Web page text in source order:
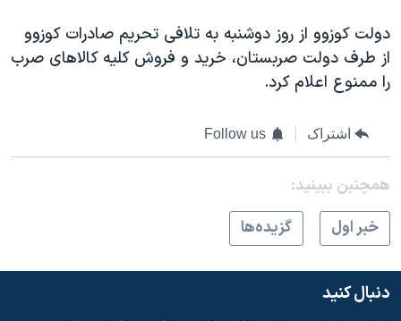
دولت کوزوو از روز دوشنبه به تلافی تحريم صادرات کوزوو
از طرف دولت صربستان، خريد و فروش کليه کالاهای صرب
را ممنوع اعلام کرد.
اشتراک Follow us
همچنبن ببینید:
خبر اول
گزيده‌ها
دنبال کنید